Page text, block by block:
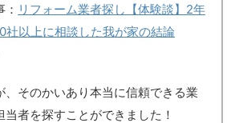
リフォーム業者探し【体験談】2年
社以上に相談した我が家の結論
、そのかいあり本当に信頼できる業
当者を探すことができました！